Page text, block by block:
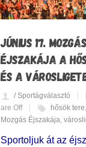
JÚNIUS 17. MOZGÁS
ÉJSZAKÁJA A
ÉS A
/ Sportágválasztó
are Off
hősök tere
Mozgás Éjszakája
Sportoljuk át az